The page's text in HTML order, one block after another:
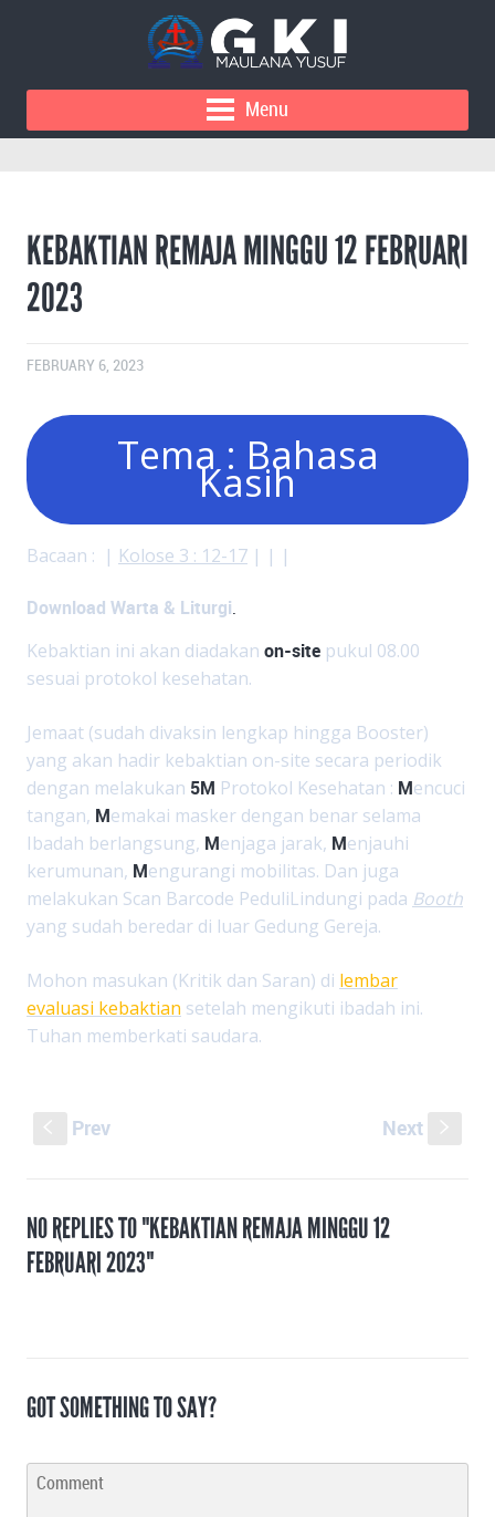
Menu
KEBAKTIAN REMAJA MINGGU 12 FEBRUARI
2023
FEBRUARY 6, 2023
Tema : Bahasa
Kasih
Bacaan : | Kolose 3 : 12-17 | | |
Download Warta & Liturgi.
Kebaktian ini akan diadakan on-site pukul 08.00
sesuai protokol kesehatan.
Jemaat (sudah divaksin lengkap hingga Booster)
yang akan hadir kebaktian on-site secara periodik
dengan melakukan 5M Protokol Kesehatan : Mencuci
tangan, Memakai masker dengan benar selama
Ibadah berlangsung, Menjaga jarak, Menjauhi
kerumunan, Mengurangi mobilitas. Dan juga
melakukan Scan Barcode PeduliLindungi pada Booth
yang sudah beredar di luar Gedung Gereja.
Mohon masukan (Kritik dan Saran) di lembar
evaluasi kebaktian setelah mengikuti ibadah ini.
Tuhan memberkati saudara.
Prev Next
NO REPLIES TO "KEBAKTIAN REMAJA MINGGU 12
FEBRUARI 2023"
GOT SOMETHING TO SAY?